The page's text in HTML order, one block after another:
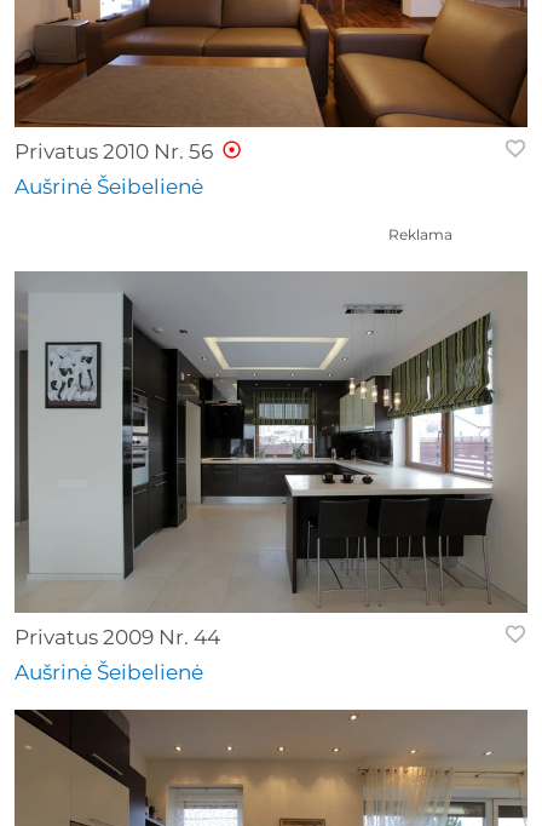
Privatus 2010 Nr. 56
Aušrinė Šeibelienė
Privatus 2009 Nr. 44
Aušrinė Šeibelienė
Reklama